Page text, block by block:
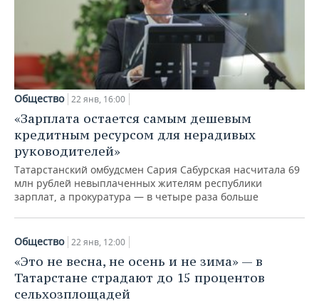
Общество 22 янв, 16:00
«Зарплата остается самым дешевым
кредитным ресурсом для нерадивых
руководителей»
Татарстанский омбудсмен Сария Сабурская насчитала 69
млн рублей невыплаченных жителям республики
зарплат, а прокуратура — в четыре раза больше
Общество 22 янв, 12:00
«Это не весна, не осень и не зима» — в
Татарстане страдают до 15 процентов
сельхозплощадей